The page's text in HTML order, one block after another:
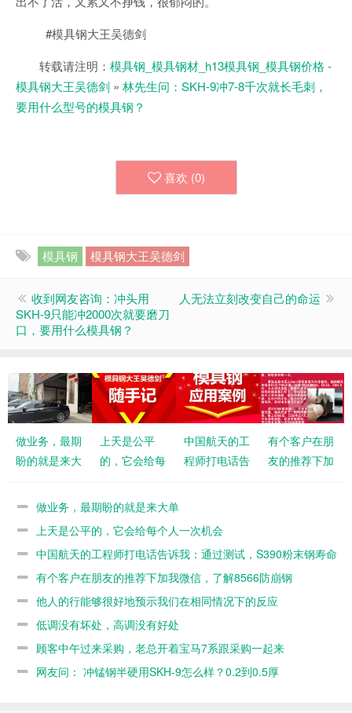
#模具钢大王吴德剑
转载请注明： 模具钢_模具钢材_h13模具钢_模具钢价格 -
模具钢大王吴德剑 » 林先生问：SKH-9冲7-8千次就长毛刺，
要用什么型号的模具钢？
喜欢 (0)
模具钢 模具钢大王吴德剑
收到网友咨询：冲头用
SKH-9只能冲2000次就要磨刀
口，要用什么模具钢？
人无法立刻改变自己的命运
做业务，最期
盼的就是来大
上天是公平
的，它会给每
中国航天的工
程师打电话告
8566
有个客户在朋
友的推荐下加
做业务，最期盼的就是来大单
上天是公平的，它会给每个人一次机会
中国航天的工程师打电话告诉我：通过测试，S390粉末钢寿命
不如8566
有个客户在朋友的推荐下加我微信，了解8566防崩钢
他人的行能够很好地预示我们在相同情况下的反应
低调没有坏处，高调没有好处
顾客中午过来采购，老总开着宝马7系跟采购一起来
网友问： 冲锰钢半硬用SKH-9怎么样？0.2到0.5厚